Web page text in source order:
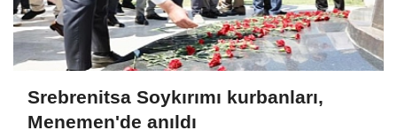
Srebrenitsa Soykırımı kurbanları,
Menemen'de anıldı